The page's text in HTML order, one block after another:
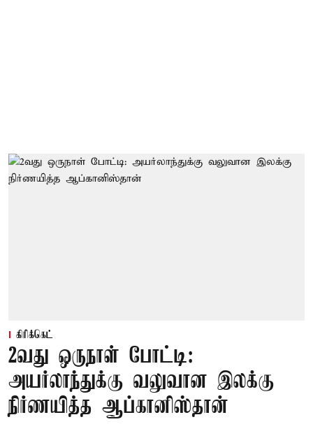
கிரிக்கெட்
2வது ஒருநாள் போட்டி:
அயர்லாந்துக்கு வலுவான இலக்கு
நிர்ணயித்த ஆப்கானிஸ்தான்